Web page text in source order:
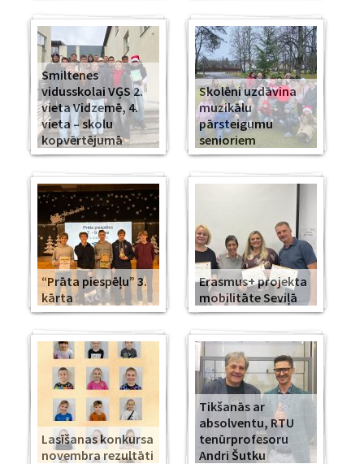
Smiltenes
vidusskolai VĢS 2.
vieta Vidzemē, 4.
vieta – skolu
kopvērtējumā
Skolēni uzdāvina
muzikālu
pārsteigumu
senioriem
“Prāta piespēļu” 3.
kārta
Erasmus+ projekta
mobilitāte Seviļā
Lasīšanas konkursa
novembra rezultāti
Tikšanās ar
absolventu, RTU
tenūrprofesoru
Andri Šutku